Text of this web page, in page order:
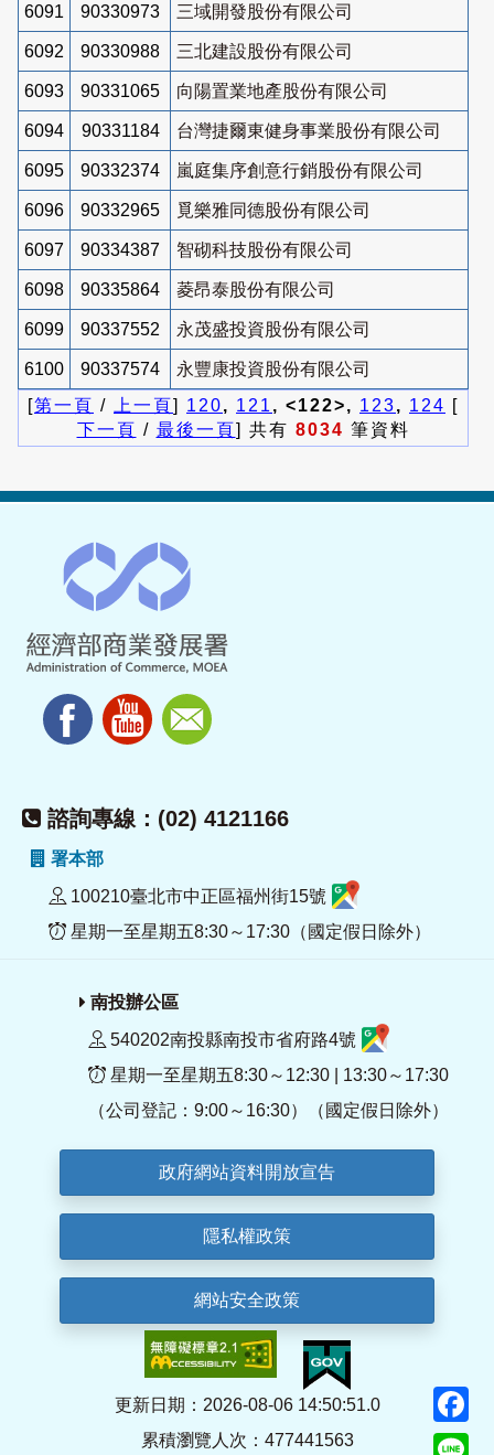
6091 90330973 三域開發股份有限公司
6092 90330988 三北建設股份有限公司
6093 90331065 向陽置業地產股份有限公司
6094 90331184 台灣捷爾東健身事業股份有限公司
6095 90332374 嵐庭集序創意行銷股份有限公司
6096 90332965 覓樂雅同德股份有限公司
6097 90334387 智砌科技股份有限公司
6098 90335864 菱昂泰股份有限公司
6099 90337552 永茂盛投資股份有限公司
6100 90337574
永豐康投資股份有限公司
[第一頁 / 上一頁] 120, 121 , <122>, 123, 124 [
下一頁 / 最後一頁] 共有 8034 筆資料
諮詢專線：(02) 4121166
署本部
100210臺北市中正區福州街15號
星期一至星期五8:30～17:30（國定假日除外）
南投辦公區
540202南投縣南投市省府路4號
星期一至星期五8:30～12:30 | 13:30～17:30
（公司登記：9:00～16:30）（國定假日除外）
政府網站資料開放宣告
隱私權政策
網站安全政策
更新日期：2026-08-06 14:50:51.0
累積瀏覽人次：477441563